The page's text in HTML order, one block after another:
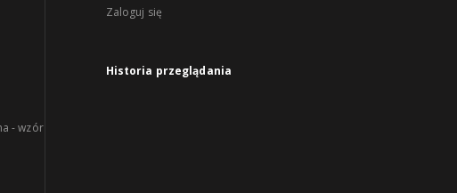
- wzór
Zaloguj się
Historia przeglądania